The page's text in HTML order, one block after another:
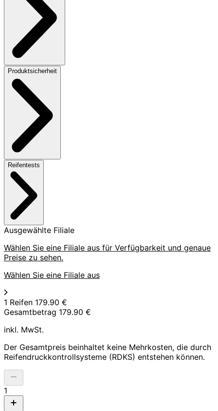
Produktsicherheit
Reifentests
Ausgewählte Filiale
Wählen Sie eine Filiale aus für Verfügbarkeit und genaue
Preise zu sehen.
Wählen Sie eine Filiale aus
1 Reifen 179.90 €
Gesamtbetrag 179.90 €
inkl. MwSt.
Der Gesamtpreis beinhaltet keine Mehrkosten, die durch
Reifendruckkontrollsysteme (RDKS) entstehen können.
1